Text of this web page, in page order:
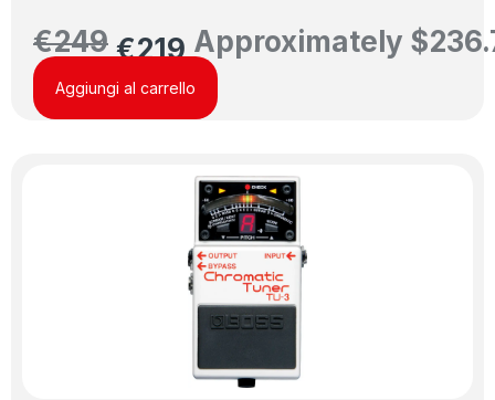
€249 €219 Approximately $
Aggiungi al carrello